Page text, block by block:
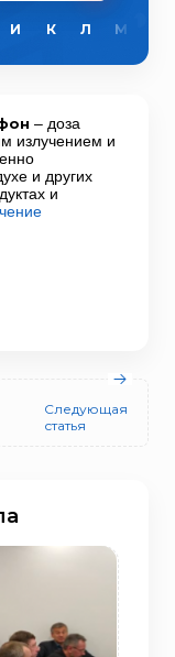
И К Л М
– доза
излучением и
и других
и
Следующая
статья